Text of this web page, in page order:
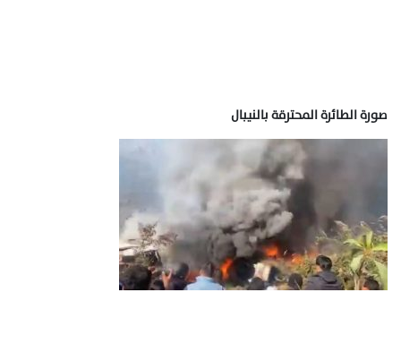
صورة الطائرة المحترقة بالنيبال